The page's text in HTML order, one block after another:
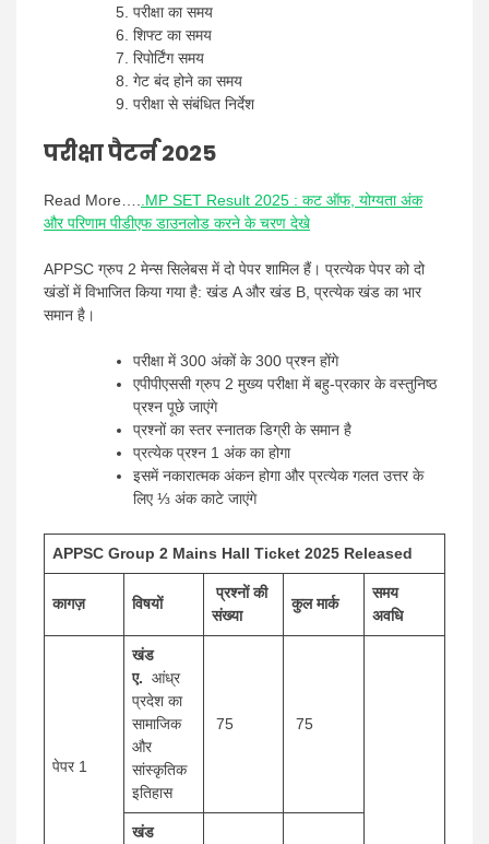
परीक्षा का समय
शिफ्ट का समय
रिपोर्टिंग समय
गेट बंद होने का समय
परीक्षा से संबंधित निर्देश
परीक्षा पैटर्न 2025
Read More….
.MP SET Result 2025 : कट ऑफ, योग्यता अंक
और परिणाम पीडीएफ डाउनलोड करने के चरण देखे
APPSC ग्रुप 2 मेन्स सिलेबस में दो पेपर शामिल हैं। प्रत्येक पेपर को दो
खंडों में विभाजित किया गया है: खंड A और खंड B, प्रत्येक खंड का भार
समान है।
परीक्षा में 300 अंकों के 300 प्रश्न होंगे
एपीपीएससी ग्रुप 2 मुख्य परीक्षा में बहु-प्रकार के वस्तुनिष्ठ
प्रश्न पूछे जाएंगे
प्रश्नों का स्तर स्नातक डिग्री के समान है
प्रत्येक प्रश्न 1 अंक का होगा
इसमें नकारात्मक अंकन होगा और प्रत्येक गलत उत्तर के
लिए ⅓ अंक काटे जाएंगे
APPSC Group 2 Mains Hall Ticket 2025 Released
कागज़ विषयों
प्रश्नों की
संख्या
कुल मार्क
समय
अवधि
पेपर 1
खंड
ए. आंध्र
प्रदेश का
सामाजिक
और
सांस्कृतिक
इतिहास
75 75
खंड